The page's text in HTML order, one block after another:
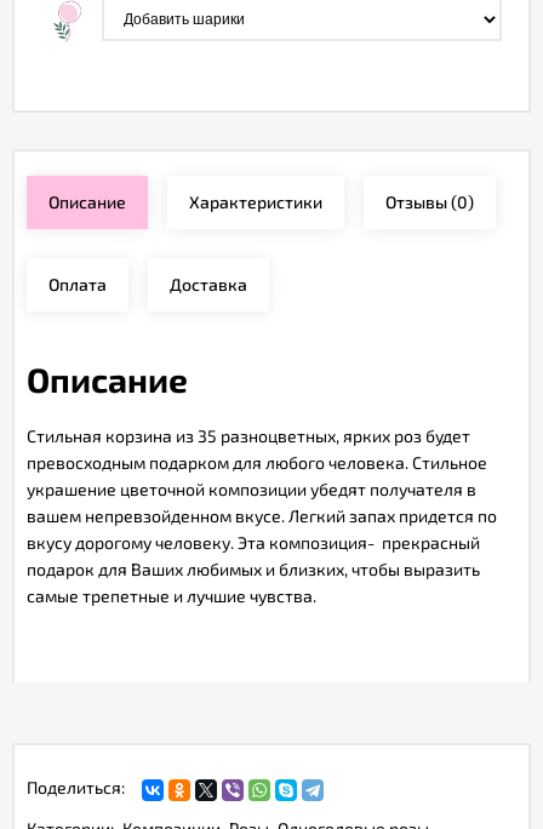
Описание Характеристики Отзывы(0)
Оплата Доставка
Описание
Стильная корзина из 35 разноцветных, ярких роз будет
превосходным подарком для любого человека. Стильное
украшение цветочной композиции убедят получателя в
вашем непревзойденном вкусе. Легкий запах придется по
вкусу дорогому человеку. Эта композиция- прекрасный
подарок для Ваших любимых и близких, чтобы выразить
самые трепетные и лучшие чувства.
Поделиться: